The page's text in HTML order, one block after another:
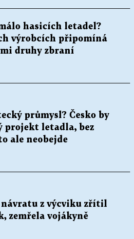
hasicích letadel?
výrobcích připomíná
druhy zbraní
průmysl? Česko by
projekt letadla, bez
ale neobejde
návratu z výcviku zřítil
zemřela vojákyně